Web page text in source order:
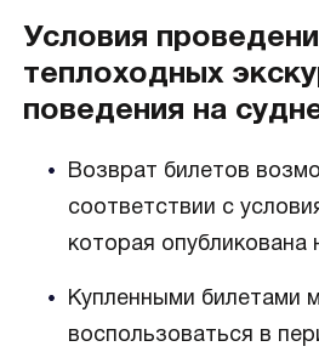
Условия
теплоходных
поведения на
Возврат билетов
соответствии с
которая опубликована
Купленными билетами
воспользоваться в